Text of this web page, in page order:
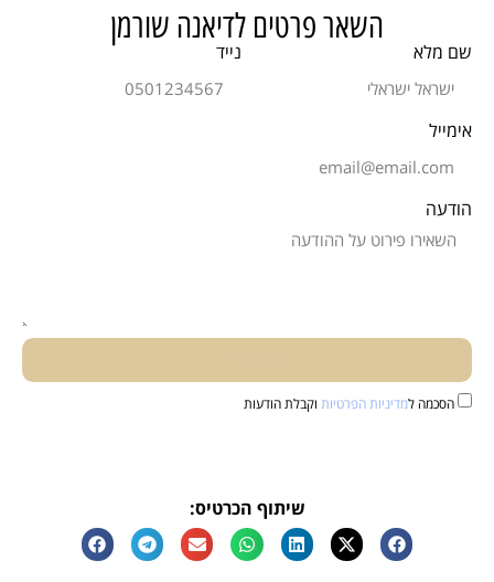
השאר פרטים לדיאנה שורמן
שם מלא נייד
אימייל
הודעה
הסכמה למדיניות הפרטיות וקבלת הודעות
שיתוף הכרטיס: